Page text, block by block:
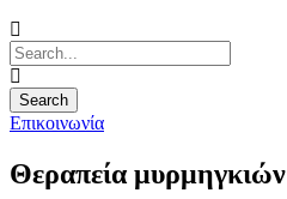
Επικοινωνία
Θεραπεία μυρμηγκιών